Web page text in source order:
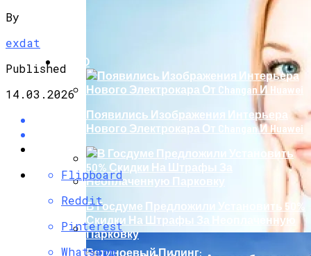
Штукатурка Фасада Любой Сложности
От Компании «Град»
Ретиноевый Пилинг:
АВТО
Появились Изображения Интерьера
Нового Электрокара От Changan И Huawei
В Госдуме Предложили Установить 50%
Скидки На Штрафы За Неоплаченную
Парковку
By
exdat
Published
14.03.2026
Flipboard
Reddit
Pinterest
Whatsapp